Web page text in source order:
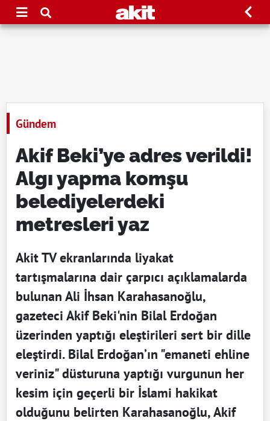
Gündem
Akif Beki’ye adres verildi!
Algı yapma komşu
belediyelerdeki
metresleri yaz
Akit TV ekranlarında liyakat
tartışmalarına dair çarpıcı açıklamalarda
bulunan Ali İhsan Karahasanoğlu,
gazeteci Akif Beki'nin Bilal Erdoğan
üzerinden yaptığı eleştirileri sert bir dille
eleştirdi. Bilal Erdoğan’ın "emaneti ehline
veriniz" düsturuna yaptığı vurgunun her
kesim için geçerli bir İslami hakikat
olduğunu belirten Karahasanoğlu, Akif